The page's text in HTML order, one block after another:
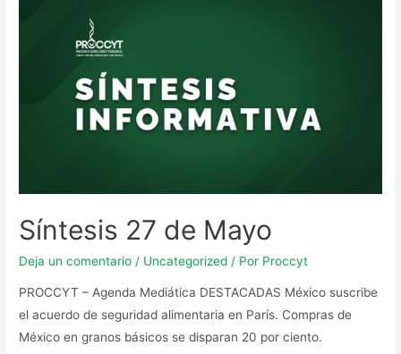
Síntesis 27 de Mayo
Deja un comentario / Uncategorized / Por Proccyt
PROCCYT – Agenda Mediática DESTACADAS México suscribe
el acuerdo de seguridad alimentaria en París. Compras de
México en granos básicos se disparan 20 por ciento.